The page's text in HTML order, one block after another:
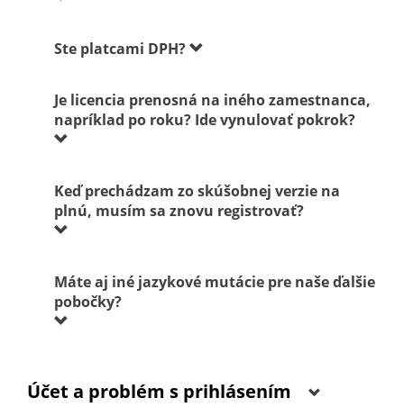
Ste platcami DPH?
Je licencia prenosná na iného zamestnanca,
napríklad po roku? Ide vynulovať pokrok?
Keď prechádzam zo skúšobnej verzie na
plnú, musím sa znovu registrovať?
Máte aj iné jazykové mutácie pre naše ďalšie
pobočky?
Účet a problém s prihlásením